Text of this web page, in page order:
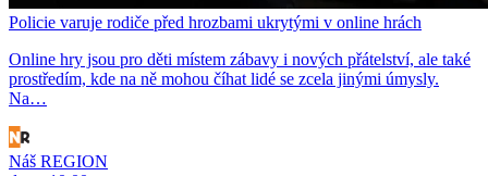
Policie varuje rodiče před hrozbami ukrytými v online hrách
Online hry jsou pro děti místem zábavy i nových přátelství, ale také
prostředím, kde na ně mohou číhat lidé se zcela jinými úmysly.
Na…
Náš REGION